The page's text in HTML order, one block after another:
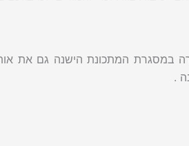
במסגרת המתכונת הישנה גם את
.